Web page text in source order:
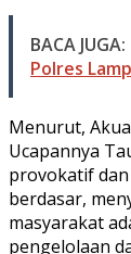
BACA JUGA:
Polres
Menurut,
Ucapannya
provokatif
berdasar,
masyarakat
pengelolaan